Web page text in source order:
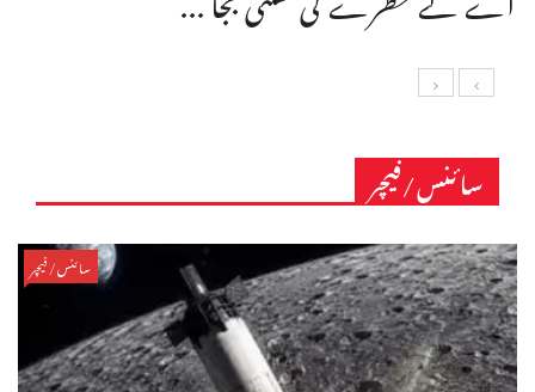
سائنس/فیچر
سائنس/فیچر